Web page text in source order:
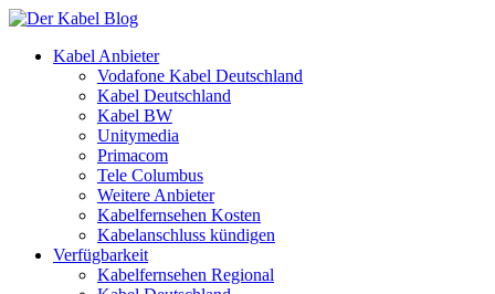
Kabel Anbieter
Vodafone Kabel Deutschland
Kabel Deutschland
Kabel BW
Unitymedia
Primacom
Tele Columbus
Weitere Anbieter
Kabelfernsehen Kosten
Kabelanschluss kündigen
Verfügbarkeit
Kabelfernsehen Regional